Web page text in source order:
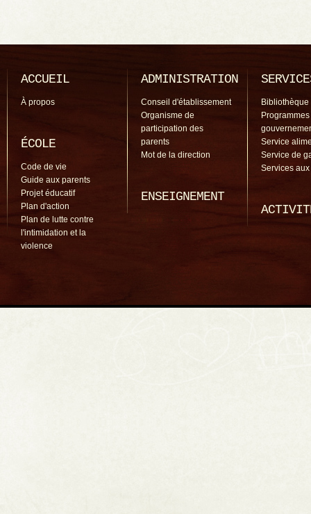
ACCUEIL
À propos
ÉCOLE
Code de vie
Guide aux parents
Projet éducatif
Plan d'action
Plan de lutte contre
l'intimidation et la
violence
ADMINISTRATION
Conseil d'établissement
Organisme de
participation des
parents
Mot de la direction
ENSEIGNEMENT
Bibliothèque
Programmes
Service
Service de
Services